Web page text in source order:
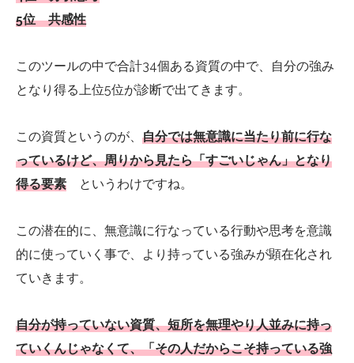
5位 共感性
このツールの中で合計34個ある資質の中で、自分の強み
となり得る上位5位が診断で出てきます。
この資質というのが、 自分では無意識に当たり前に行な
っているけど、周りから見たら「すごいじゃん」となり
得る要素 というわけですね。
この潜在的に、無意識に行なっている行動や思考を意識
的に使っていく事で、より持っている強みが顕在化され
ていきます。
自分が持っていない資質、短所を無理やり人並みに持っ
ていくんじゃなくて、「その人だからこそ持っている強